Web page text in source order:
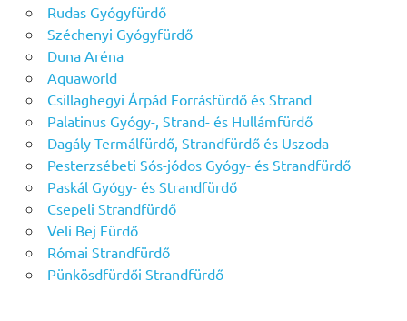
Rudas Gyógyfürdő
Széchenyi Gyógyfürdő
Duna Aréna
Aquaworld
Csillaghegyi Árpád Forrásfürdő és Strand
Palatinus Gyógy-, Strand- és Hullámfürdő
Dagály Termálfürdő, Strandfürdő és Uszoda
Pesterzsébeti Sós-jódos Gyógy- és Strandfürdő
Paskál Gyógy- és Strandfürdő
Csepeli Strandfürdő
Veli Bej Fürdő
Római Strandfürdő
Pünkösdfürdői Strandfürdő